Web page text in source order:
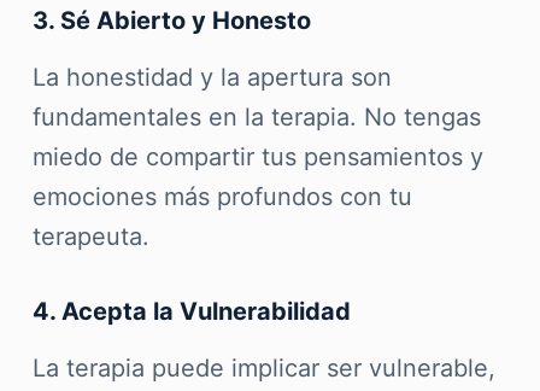
3. Sé Abierto y Honesto
La honestidad y la apertura son
fundamentales en la terapia. No tengas
miedo de compartir tus pensamientos y
emociones más profundos con tu
terapeuta.
4. Acepta la Vulnerabilidad
La terapia puede implicar ser vulnerable,